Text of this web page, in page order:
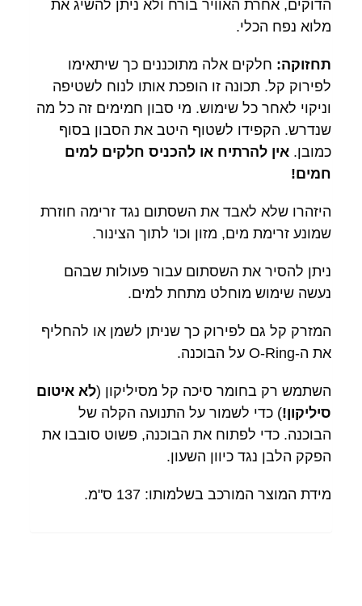
הדוקים, אחרת האוויר בורח ולא ניתן להשיג את
מלוא נפח הכלי.
תחזוקה: חלקים אלה מתוכננים כך שיתאימו
לפירוק קל. תכונה זו הופכת אותו לנוח לשטיפה
וניקוי לאחר כל שימוש. מי סבון חמימים זה כל מה
שנדרש. הקפידו לשטוף היטב את הסבון בסוף
כמובן. אין להרתיח או להכניס חלקים למים
חמים!
היזהרו שלא לאבד את השסתום נגד זרימה חוזרת
שמונע זרימת מים, מזון וכו' לתוך הצינור.
ניתן להסיר את השסתום עבור פעולות שבהם
נעשה שימוש מוחלט מתחת למים.
המזרק קל גם לפירוק כך שניתן לשמן או להחליף
את ה-O-Ring על הבוכנה.
השתמש רק בחומר סיכה קל מסיליקון (לא איטום
סיליקון!) כדי לשמור על התנועה הקלה של
הבוכנה. כדי לפתוח את הבוכנה, פשוט סובבו את
הפקק הלבן נגד כיוון השעון.
מידת המוצר המורכב בשלמותו: 137 ס"מ.